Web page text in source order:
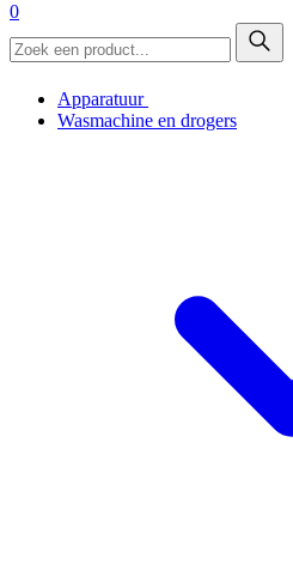
0
Apparatuur
Wasmachine en drogers